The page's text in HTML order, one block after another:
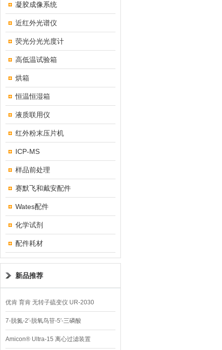
凝胶成像系统
近红外光谱仪
荧光分光光度计
高低温试验箱
烘箱
恒温恒湿箱
液质联用仪
红外粉末压片机
ICP-MS
样品前处理
赛默飞和戴安配件
Wates配件
化学试剂
配件耗材
新品推荐
优肯 育肯 无转子硫变仪 UR-2030
7-脱氮-2′-脱氧鸟苷-5′-三磷酸
Amicon® Ultra-15 离心过滤装置